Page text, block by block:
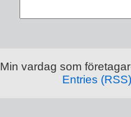
Min vardag som
Entries (RSS)